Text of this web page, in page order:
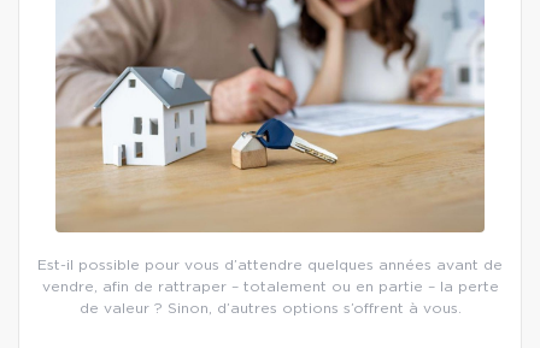
Est-il possible pour vous d’attendre quelques années avant de
vendre, afin de rattraper – totalement ou en partie – la perte
de valeur ? Sinon, d’autres options s’offrent à vous.